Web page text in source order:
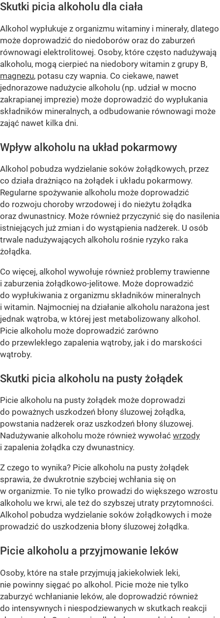
Skutki picia alkoholu dla ciała
Alkohol wypłukuje z organizmu witaminy i minerały, dlatego
może doprowadzić do niedoborów oraz do zaburzeń
równowagi elektrolitowej. Osoby, które często nadużywają
alkoholu, mogą cierpieć na niedobory witamin z grupy B,
magnezu, potasu czy wapnia. Co ciekawe, nawet
jednorazowe nadużycie alkoholu (np. udział w mocno
zakrapianej imprezie) może doprowadzić do wypłukania
składników mineralnych, a odbudowanie równowagi może
zająć nawet kilka dni.
Wpływ alkoholu na układ pokarmowy
Alkohol pobudza wydzielanie soków żołądkowych, przez
co działa drażniąco na żołądek i układu pokarmowy.
Regularne spożywanie alkoholu może doprowadzić
do rozwoju choroby wrzodowej i do nieżytu żołądka
oraz dwunastnicy. Może również przyczynić się do nasilenia
istniejących już zmian i do wystąpienia nadżerek. U osób
trwale nadużywających alkoholu rośnie ryzyko raka
żołądka.
Co więcej, alkohol wywołuje również problemy trawienne
i zaburzenia żołądkowo-jelitowe. Może doprowadzić
do wypłukiwania z organizmu składników mineralnych
i witamin. Najmocniej na działanie alkoholu narażona jest
jednak wątroba, w której jest metabolizowany alkohol.
Picie alkoholu może doprowadzić zarówno
do przewlekłego zapalenia wątroby, jak i do marskości
wątroby.
Skutki picia alkoholu na pusty żołądek
Picie alkoholu na pusty żołądek może doprowadzi
do poważnych uszkodzeń błony śluzowej żołądka,
powstania nadżerek oraz uszkodzeń błony śluzowej.
Nadużywanie alkoholu może również wywołać wrzody
i zapalenia żołądka czy dwunastnicy.
Z czego to wynika? Picie alkoholu na pusty żołądek
sprawia, że dwukrotnie szybciej wchłania się on
w organizmie. To nie tylko prowadzi do większego wzrostu
alkoholu we krwi, ale też do szybszej utraty przytomności.
Alkohol pobudza wydzielanie soków żołądkowych i może
prowadzić do uszkodzenia błony śluzowej żołądka.
Picie alkoholu a przyjmowanie leków
Osoby, które na stałe przyjmują jakiekolwiek leki,
nie powinny sięgać po alkohol. Picie może nie tylko
zaburzyć wchłanianie leków, ale doprowadzić również
do intensywnych i niespodziewanych w skutkach reakcji